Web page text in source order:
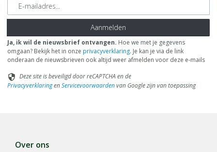
Aanmelden
Ja, ik wil de nieuwsbrief ontvangen. Hoe we met je gegevens
omgaan? Bekijk het in onze privacyverklaring. Je kan je via de link
onderaan de nieuwsbrieven ook altijd weer afmelden voor deze e-mails
security Deze site is beveiligd door reCAPTCHA en de
PrivacyverklaringenServicevoorwaardenvan Google zijn van toepassing
Over ons